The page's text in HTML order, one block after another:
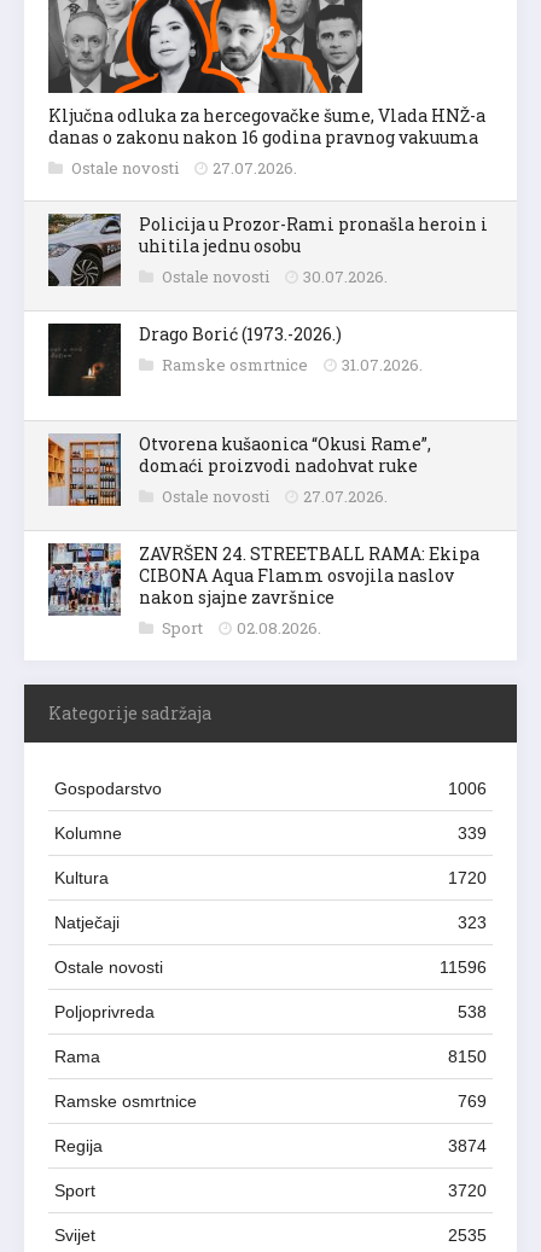
Ključna odluka za hercegovačke šume, Vlada HNŽ-a
danas o zakonu nakon 16 godina pravnog vakuuma
Ostale novosti 27.07.2026.
Policija u Prozor-Rami pronašla heroin i
uhitila jednu osobu
Ostale novosti 30.07.2026.
Drago Borić (1973.-2026.)
Ramske osmrtnice 31.07.2026.
Otvorena kušaonica “Okusi Rame”,
domaći proizvodi nadohvat ruke
Ostale novosti 27.07.2026.
ZAVRŠEN 24. STREETBALL RAMA: Ekipa
CIBONA Aqua Flamm osvojila naslov
nakon sjajne završnice
Sport 02.08.2026.
Kategorije sadržaja
Gospodarstvo 1006
Kolumne 339
Kultura 1720
Natječaji 323
Ostale novosti 11596
Poljoprivreda 538
Rama 8150
Ramske osmrtnice 769
Regija 3874
Sport 3720
Svijet 2535